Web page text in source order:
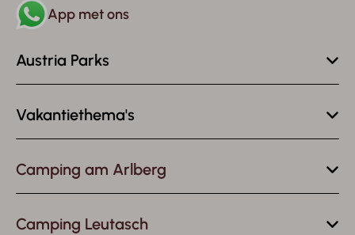
App met ons
Austria Parks
Vakantiethema's
Camping am Arlberg
Camping Leutasch